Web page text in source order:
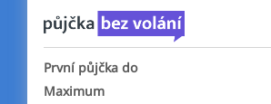
V exekuci
ano
ne
První půjčka do
Maximum